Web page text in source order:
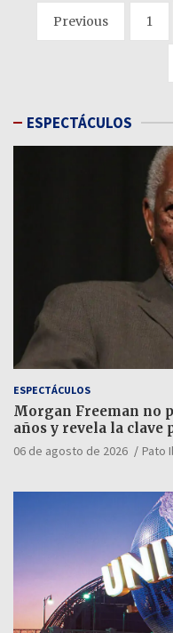
Paginación
de
Previous 1
ESPECTÁCULOS
ESPECTÁCULOS
Morgan Freeman no
años y revela la clave
06 de agosto de 2026 Pato